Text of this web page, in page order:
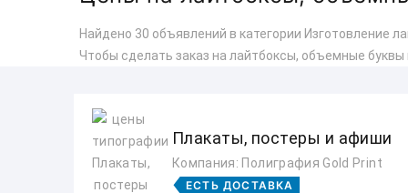
Найдено 30 объявлений в категории Изготовление
Чтобы сделать заказ на лайтбоксы, объемные
Плакаты, постеры и афиши
Компания: Полиграфия Gold Print
ЕСТЬ ДОСТАВКА